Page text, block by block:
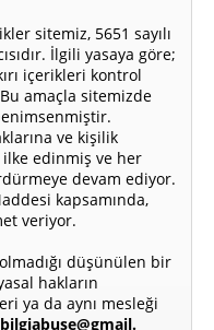
sitemiz, 5651 sayılı
İlgili yasaya göre;
içerikleri kontrol
amaçla sitemizde
ve kişilik
ilke edinmiş ve her
devam ediyor.
kapsamında,
veriyor.
düşünülen bir
hakların
ya da aynı mesleği
bilgiabuse@gmail.